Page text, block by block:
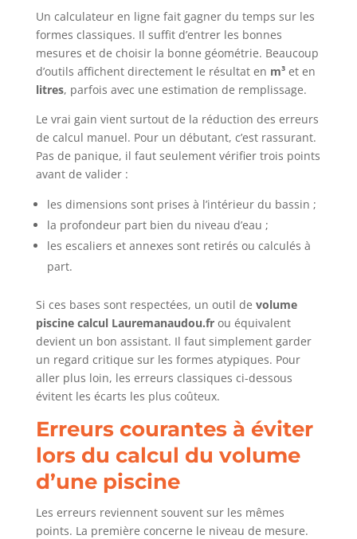
Un calculateur en ligne fait gagner du temps sur les
formes classiques. Il suffit d’entrer les bonnes
mesures et de choisir la bonne géométrie. Beaucoup
d’outils affichent directement le résultat en m³et en
litres, parfois avec une estimation de remplissage.
Le vrai gain vient surtout de la réduction des erreurs
de calcul manuel. Pour un débutant, c’est rassurant.
Pas de panique, il faut seulement vérifier trois points
avant de valider :
les dimensions sont prises à l’intérieur du bassin ;
la profondeur part bien du niveau d’eau ;
les escaliers et annexes sont retirés ou calculés à
part.
Si ces bases sont respectées, un outil de volume
piscine calcul Lauremanaudou.frou équivalent
devient un bon assistant. Il faut simplement garder
un regard critique sur les formes atypiques. Pour
aller plus loin, les erreurs classiques ci-dessous
évitent les écarts les plus coûteux.
Erreurs courantes à éviter
lors du calcul du volume
d’une piscine
Les erreurs reviennent souvent sur les mêmes
points. La première concerne le niveau de mesure.